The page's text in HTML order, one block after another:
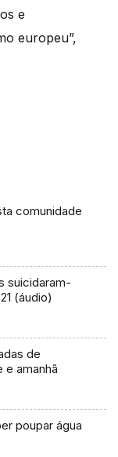
e
europeu”,
comunidade
suicidaram-
(áudio)
de
e amanhã
poupar água